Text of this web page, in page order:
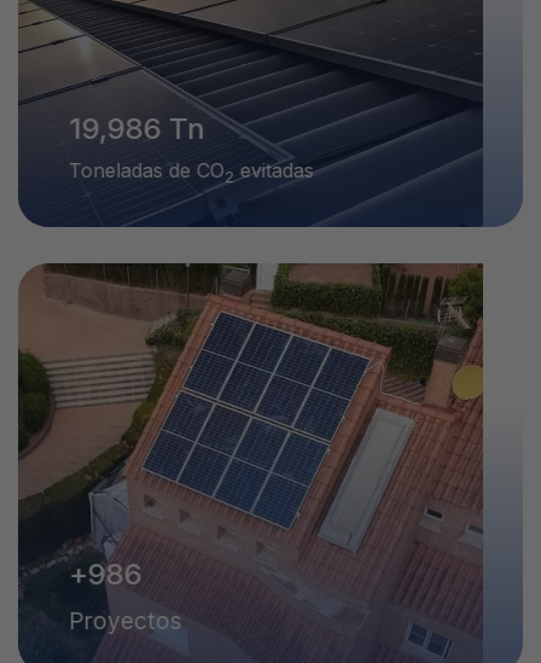
20,000 Tn
Toneladas de CO2 evitadas
+1,000
Proyectos